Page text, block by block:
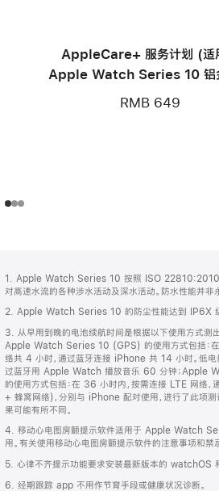
AppleCare+ 服务计划 (适
Apple Watch Series 10 铝
RMB 649
页
页
脚
注
1. Apple Watch Series 10 按照 ISO 22810:2010 标
对高速水流的各种涉水活动及深水活动。防水性能并
2. Apple Watch Series 10 的防尘性能达到 IP6X
3. 从早用到晚的电池续航时间是根据以下使用方式
Apple Watch Series 10 (GPS) 的使用方式包括：
络共 4 小时，通过蓝牙连接 iPhone 共 14 小时。低
过蓝牙用 Apple Watch 播放音乐 60 分钟；Apple
的使用方式包括：在 36 小时内，按需连接 LTE
+ 蜂窝网络)，分别与 iPhone 配对使用，进行了此项测
果可能有所不同。
4. 移动心电图房颤提示软件适用于 Apple Watch
用。有关使用移动心电图房颤提示软件的注意事项和禁
5. 心律不齐提示功能要求安装最新版本的 watchOS
6. 经期跟踪 app 不用作节育手段或健康状况诊断。